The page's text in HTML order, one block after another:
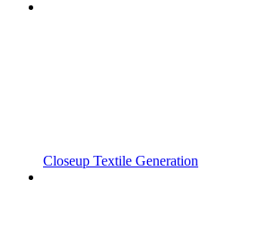
Closeup Textile Generation